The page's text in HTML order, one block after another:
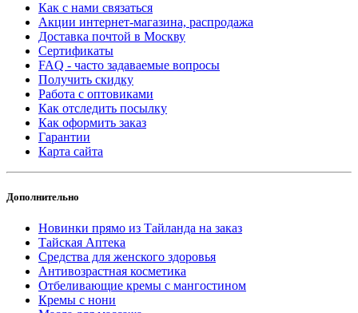
Как с нами связаться
Акции интернет-магазина, распродажа
Доставка почтой в Москву
Сертификаты
FAQ - часто задаваемые вопросы
Получить скидку
Работа с оптовиками
Как отследить посылку
Как оформить заказ
Гарантии
Карта сайта
Дополнительно
Новинки прямо из Тайланда на заказ
Тайская Аптека
Средства для женского здоровья
Антивозрастная косметика
Отбеливающие кремы с мангостином
Кремы с нони